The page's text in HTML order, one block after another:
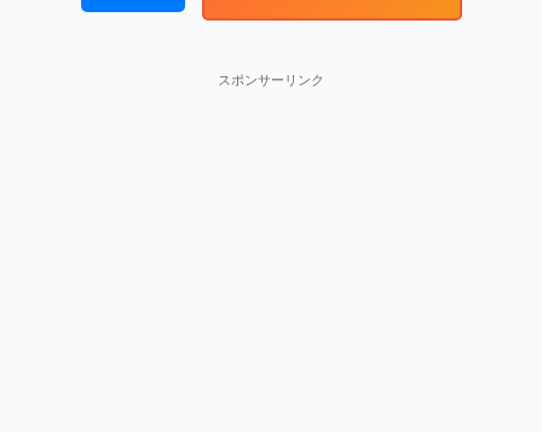
スポンサーリンク